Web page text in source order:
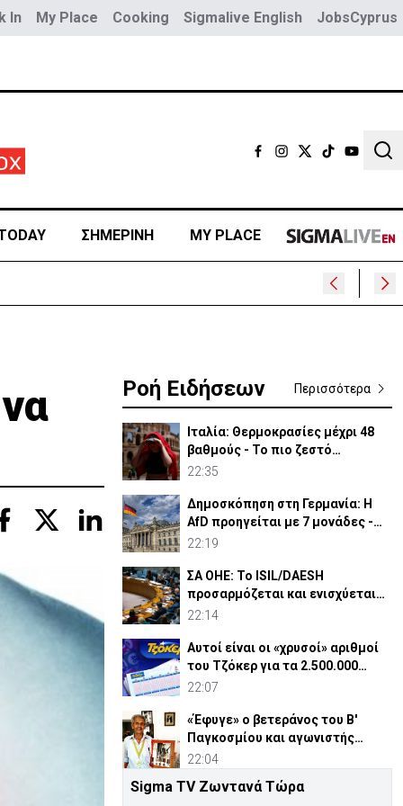
In My Place Cooking Sigmalive English JobsCyprus
ΣΗΜΕΡΙΝΗ MY PLACE
Ροή Ειδήσεων Περισσότερα
Ιταλία: Θερμοκρασίες μέχρι 48
βαθμούς - Το πιο ζεστό
καλοκαίρι των 100 χρόνων
22:35
Δημοσκόπηση στη Γερμανία: Η
AfD προηγείται με 7 μονάδες -
Διεύρυνε τη διαφορά
22:19
ΣΑ ΟΗΕ: Το ISIL/DAESH
προσαρμόζεται και ενισχύεται
στην Αφρική - Πώς απειλεί
22:14
Αυτοί είναι οι «χρυσοί» αριθμοί
του Τζόκερ για τα 2.500.000
ευρώ
22:07
«Έφυγε» ο βετεράνος του Β'
Παγκοσμίου και αγωνιστής
ΕΟΚΑ, Παύλος Μ. Κασάπης
22:04
«Όχι» 9 χωρών σε ισχυρισμό
Sigma TV Ζωντανά Τώρα